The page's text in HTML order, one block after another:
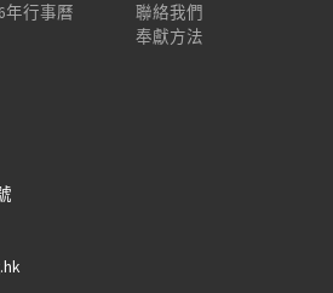
年行事曆
聯絡我們
奉獻方法